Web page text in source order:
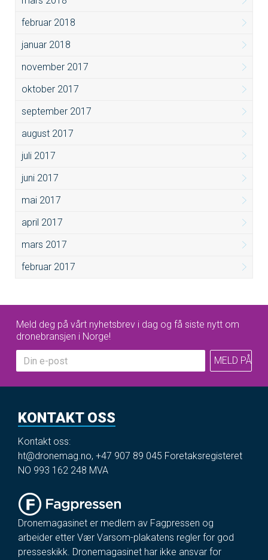
februar 2018
januar 2018
november 2017
oktober 2017
september 2017
august 2017
juli 2017
juni 2017
mai 2017
april 2017
mars 2017
februar 2017
Meld deg på vårt nyhetsbrev i dag og få siste nytt om
dronebransjen i Norge!
KONTAKT OSS
Kontakt oss:
ht@dronemag.no, +47 907 89 045 Foretaksregisteret
NO 993 162 248 MVA
Dronemagasinet er medlem av Fagpressen og
arbeider etter Vær Varsom-plakatens regler for god
presseskikk. Dronemagasinet har ikke ansvar for